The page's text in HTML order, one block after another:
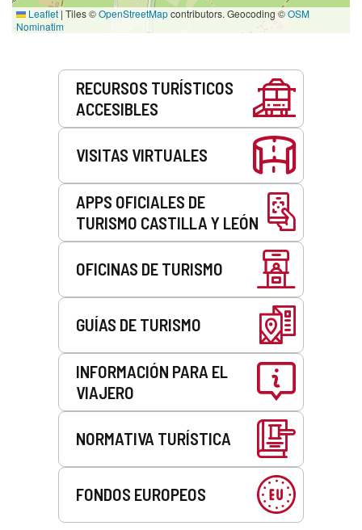
Leaflet | Tiles ©OpenStreetMapcontributors. Geocoding ©OSM
Nominatim
RECURSOS TURÍSTICOS
ACCESIBLES
VISITAS VIRTUALES
APPS OFICIALES DE
TURISMO CASTILLA Y LEÓN
OFICINAS DE TURISMO
GUÍAS DE TURISMO
INFORMACIÓN PARA EL
VIAJERO
NORMATIVA TURÍSTICA
FONDOS EUROPEOS